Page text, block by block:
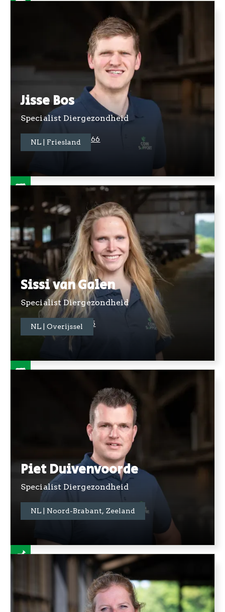
Jisse Bos
Specialist Diergezondheid
+31 06 4373 7566
NL | Friesland
Sissi van Galen
Specialist Diergezondheid
+31 06 81341825
NL | Overijssel
Piet Duivenvoorde
Specialist Diergezondheid
+31 06 5733 2759
NL | Noord-Brabant, Zeeland